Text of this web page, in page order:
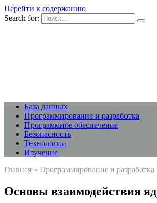
Перейти к содержанию
Search for:
База данных
Программирование и разработка
Программное обеспечение
Безопасность
Технологии
Изучение
Главная » Программирование и разработка
Основы взаимодействия